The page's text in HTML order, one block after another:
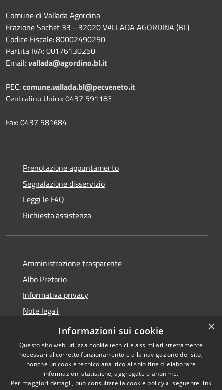
Comune di Vallada Agordina
Frazione Sachet 33 - 32020 VALLADA AGORDINA (BL)
Codice Fiscale: 80002490250
Partita IVA: 00176130250
Email:vallada@agordino.bl.it
PEC:comune.vallada.bl@pecveneto.it
Centralino Unico: 0437 591183
Fax: 0437 581684
Prenotazione appuntamento
Segnalazione disservizio
Leggi le FAQ
Richiesta assistenza
Amministrazione trasparente
Albo Pretorio
Informativa privacy
Note legali
Dichiarazione di accessibilità
Copyright © 2026 • Comune di
×
Informazioni sui cookie
Questo sito web utilizza cookie tecnici e assimilati strettamente
necessari al corretto funzionamento e alla navigazione del sito,
nonché un cookie tecnico analitico al solo fine di elaborare
informazioni statistiche, aggregate e anonime.
Per maggiori dettagli, può consultare la cookie policy al seguente link